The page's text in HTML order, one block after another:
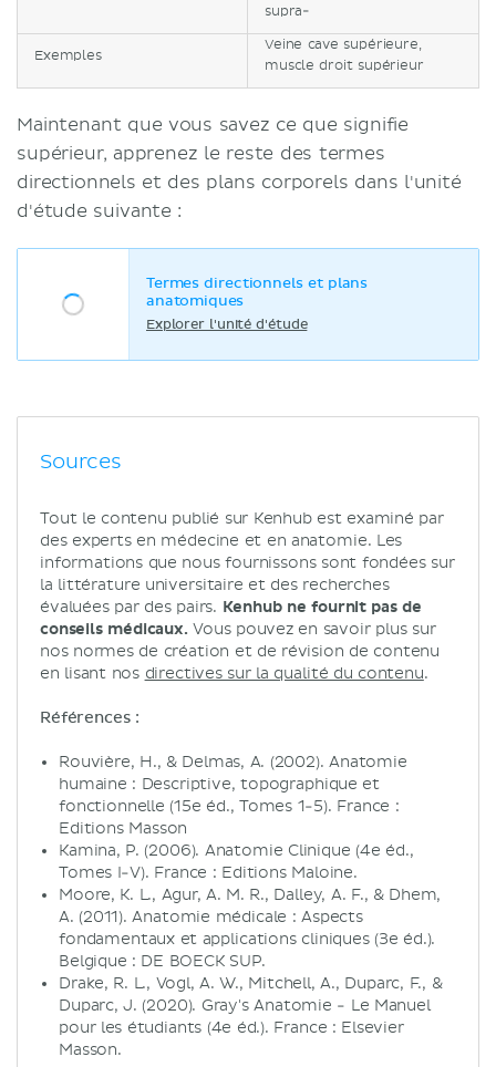
supra-
Exemples
Veine cave supérieure,
muscle droit supérieur
Maintenant que vous savez ce que signifie
supérieur, apprenez le reste des termes
directionnels et des plans corporels dans l'unité
d'étude suivante :
Termes directionnels et plans
anatomiques
Explorer l'unité d'étude
Sources
Tout le contenu publié sur Kenhub est examiné par
des experts en médecine et en anatomie. Les
informations que nous fournissons sont fondées sur
la littérature universitaire et des recherches
évaluées par des pairs. Kenhub ne fournit pas de
conseils médicaux. Vous pouvez en savoir plus sur
nos normes de création et de révision de contenu
en lisant nos directives sur la qualité du contenu.
Références :
Rouvière, H., & Delmas, A. (2002). Anatomie
humaine : Descriptive, topographique et
fonctionnelle (15e éd., Tomes 1-5). France :
Editions Masson
Kamina, P. (2006). Anatomie Clinique (4e éd.,
Tomes I-V). France : Editions Maloine.
Moore, K. L., Agur, A. M. R., Dalley, A. F., & Dhem,
A. (2011). Anatomie médicale : Aspects
fondamentaux et applications cliniques (3e éd.).
Belgique : DE BOECK SUP.
Drake, R. L., Vogl, A. W., Mitchell, A., Duparc, F., &
Duparc, J. (2020). Gray's Anatomie - Le Manuel
pour les étudiants (4e éd.). France : Elsevier
Masson.